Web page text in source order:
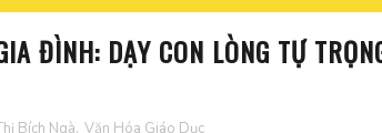
ĐÌNH: DẠY CON LÒNG TỰ
Bích Ngà, Văn Hóa Giáo Dục